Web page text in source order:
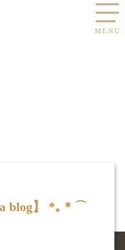
blog】️ *｡＊⌒